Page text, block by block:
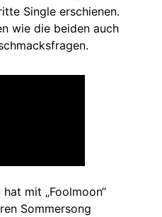
Single erschienen.
wie die beiden auch
mit „Foolmoon“
Sommersong